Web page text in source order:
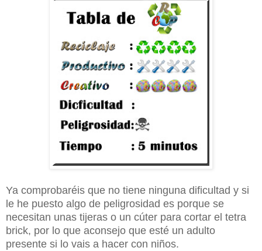
Ya comprobaréis que no tiene ninguna dificultad y si
le he puesto algo de peligrosidad es porque se
necesitan unas tijeras o un cúter para cortar el tetra
brick, por lo que aconsejo que esté un adulto
presente si lo vais a hacer con niños.